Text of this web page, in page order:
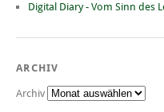
Digital Diary - Vom Sinn des
ARCHIV
Archiv